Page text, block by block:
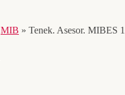
MIB » Tenek. Asesor. MIBES 1